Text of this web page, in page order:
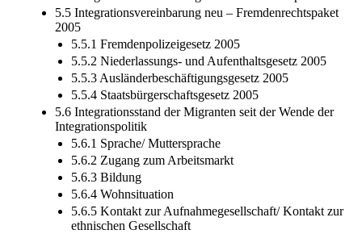
5.5 Integrationsvereinbarung neu – Fremdenrechtspaket
2005
5.5.1 Fremdenpolizeigesetz 2005
5.5.2 Niederlassungs- und Aufenthaltsgesetz 2005
5.5.3 Ausländerbeschäftigungsgesetz 2005
5.5.4 Staatsbürgerschaftsgesetz 2005
5.6 Integrationsstand der Migranten seit der Wende der
Integrationspolitik
5.6.1 Sprache/ Muttersprache
5.6.2 Zugang zum Arbeitsmarkt
5.6.3 Bildung
5.6.4 Wohnsituation
5.6.5 Kontakt zur Aufnahmegesellschaft/ Kontakt zur
ethnischen Gesellschaft